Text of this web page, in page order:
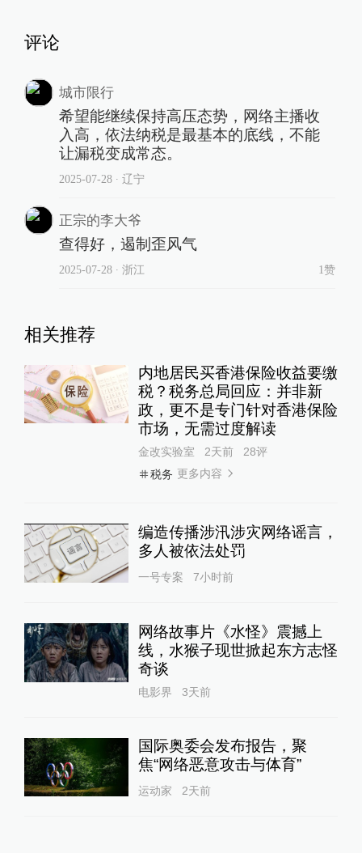
评论
城市限行
希望能继续保持高压态势，网络主播收
入高，依法纳税是最基本的底线，不能
让漏税变成常态。
2025-07-28∙ 辽宁
正宗的李大爷
查得好，遏制歪风气
2025-07-28∙ 浙江 1赞
相关推荐
内地居民买香港保险收益要缴
税？税务总局回应：并非新
政，更不是专门针对香港保险
市场，无需过度解读
金改实验室 2天前 28评
税务 更多内容
编造传播涉汛涉灾网络谣言，
多人被依法处罚
一号专案 7小时前
网络故事片《水怪》震撼上
线，水猴子现世掀起东方志怪
奇谈
电影界 3天前
国际奥委会发布报告，聚
焦“网络恶意攻击与体育”
运动家 2天前